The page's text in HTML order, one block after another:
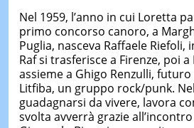
Nel 1959, l’anno in cui Loretta
primo concorso canoro, a
Puglia, nasceva Raffaele Riefoli,
Raf si trasferisce a Firenze, poi
assieme a Ghigo Renzulli,
Litfiba, un gruppo rock/punk.
guadagnarsi da vivere, lavora
svolta avverrà grazie